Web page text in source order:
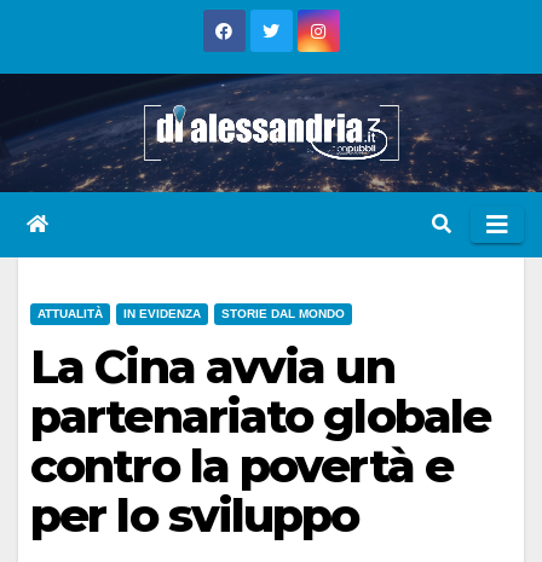
ATTUALITÀ IN EVIDENZA STORIE DAL MONDO
La Cina avvia un
partenariato globale
contro la povertà e
per lo sviluppo